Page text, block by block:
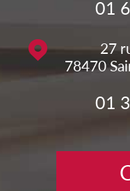
01
27
78470
01